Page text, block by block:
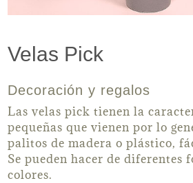
Velas Pick
Decoración y regalos
Las velas pick tienen la
pequeñas que vienen por lo
palitos de madera o plástico,
Se pueden hacer de diferentes
colores.